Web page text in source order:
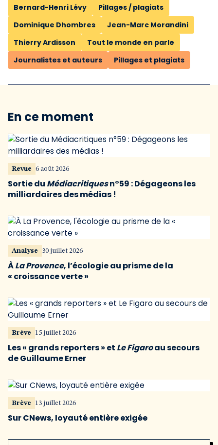
Bernard-Henri Lévy
Pillages / plagiats
Dominique Dhombres
Jean-Marc Morandini
Thierry Ardisson
Tout le monde en parle
Journalistes et auteurs
Pillages et plagiats
En ce moment
Revue 6 août 2026
Sortie du Médiacritiquesn°59 : Dégageons les
milliardaires des médias !
Analyse 30 juillet 2026
ÀLa Provence, l’écologie au prisme de la
« croissance verte »
Brève 15 juillet 2026
Les « grands reporters » et Le Figaroau secours
de Guillaume Erner
Brève 13 juillet 2026
Sur CNews, loyauté entière exigée